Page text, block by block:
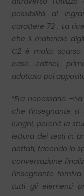
possibilità di
carattere 72 . La
che il materiale
C2 è molto
case editrici,
adottato poi
“Era necessario –
che l’insegnante
lunghi, perché la
lettura dei testi in
dettati, facendo lo
conversazione
l’insegnante
tutti gli elementi